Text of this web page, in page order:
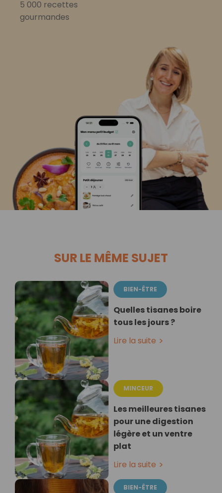
5 000 recettes
gourmandes
SUR LE MÊME SUJET
BIEN-ÊTRE
Quelles tisanes boire
tous les jours ?
Lire la suite
MINCEUR
Les meilleures tisanes
pour une digestion
légère et un ventre
plat
Lire la suite
BIEN-ÊTRE